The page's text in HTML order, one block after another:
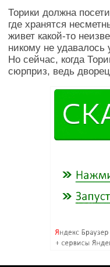
Торики должна
где хранятся
живет какой-то
никому не удавалось
Но сейчас, когда
сюрприз, ведь